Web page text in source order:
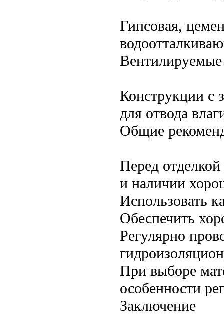
Гипсовая,
Конструкции с
для отвода
Общие
Перед отделкой
и наличии
Использовать
Обеспечить
Регулярно
При выборе
особенности
Заключение